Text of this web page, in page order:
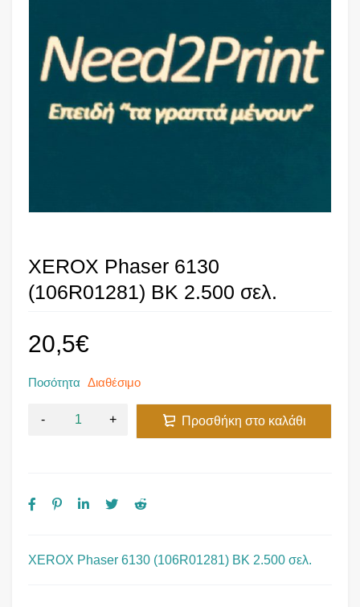
XEROX Phaser 6130
(106R01281) BK 2.500 σελ.
XEROX Phaser 6130 (106R01281) BK 2.500 σελ.
20,5€
Ποσότητα Διαθέσιμο
Προσθήκη στο καλάθι